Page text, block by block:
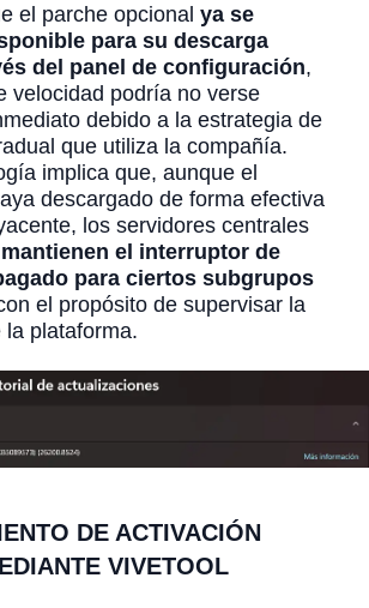
el parche opcional ya se
para su descarga
del panel de configuración,
velocidad podría no verse
debido a la estrategia de
que utiliza la compañía.
implica que, aunque el
descargado de forma efectiva
los servidores centrales
el interruptor de
para ciertos subgrupos
el propósito de supervisar la
plataforma.
DE ACTIVACIÓN
VIVETOOL